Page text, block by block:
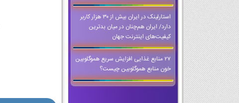
استارلینک در ایران بیش از ۳۰ هزار کاربر
دارد/ ایران هم‌چنان در میان بدترین
کیفیت‌های اینترنت جهان
27 منابع غذایی افزایش سریع هموگلوبین
خون منابع هموگلوبین چیست؟